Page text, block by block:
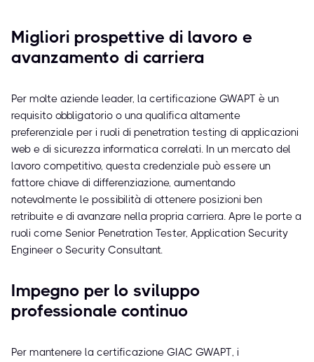
Migliori prospettive di lavoro e
avanzamento di carriera
Per molte aziende leader, la certificazione GWAPT è un
requisito obbligatorio o una qualifica altamente
preferenziale per i ruoli di penetration testing di applicazioni
web e di sicurezza informatica correlati. In un mercato del
lavoro competitivo, questa credenziale può essere un
fattore chiave di differenziazione, aumentando
notevolmente le possibilità di ottenere posizioni ben
retribuite e di avanzare nella propria carriera. Apre le porte a
ruoli come Senior Penetration Tester, Application Security
Engineer o Security Consultant.
Impegno per lo sviluppo
professionale continuo
Per mantenere la certificazione GIAC GWAPT, i